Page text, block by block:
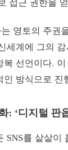
접근 권한을
영토의 주권
세계에 그의
복 선언이다.
인 방식으로 진
: ‘디지털 판
SNS를 샅샅이